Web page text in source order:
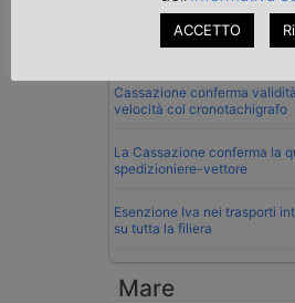
Imprenditore di Prato assolto
col muletto
Cassazione conferma
velocità col cronotachigrafo
La Cassazione conferma la
spedizioniere-vettore
Esenzione Iva nei trasporti
su tutta la filiera
Mare
ACCETTO